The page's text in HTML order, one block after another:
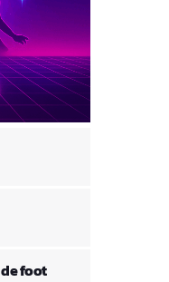
foot